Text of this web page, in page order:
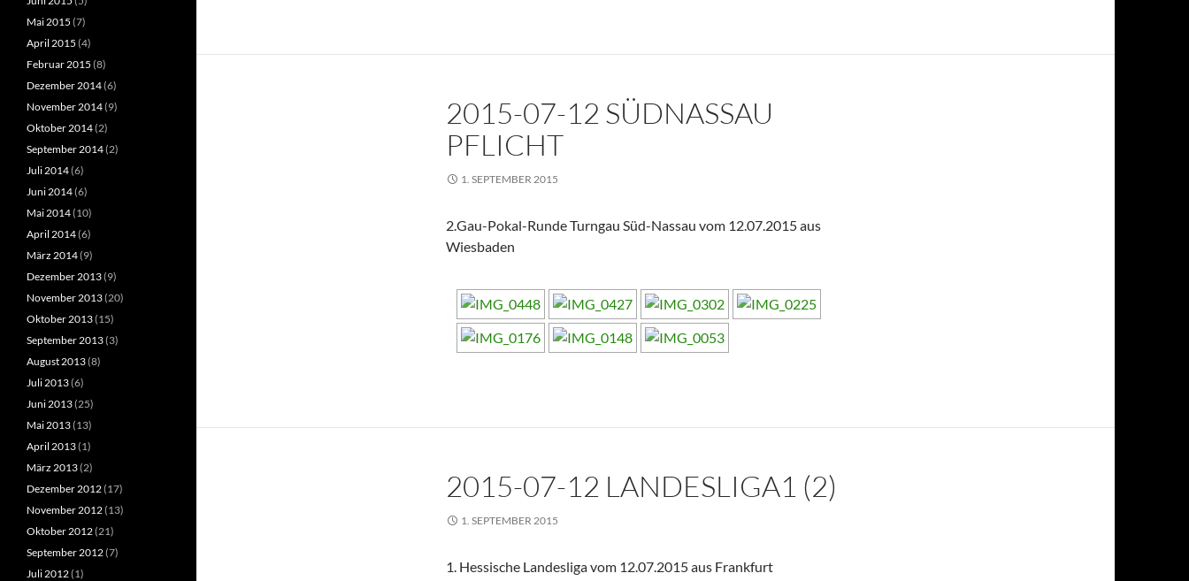
2015-07-12 SÜDNASSAU
PFLICHT
1. SEPTEMBER 2015
2.Gau-Pokal-Runde Turngau Süd-Nassau vom 12.07.2015 aus
Wiesbaden
2015-07-12 LANDESLIGA1 (2)
1. SEPTEMBER 2015
1. Hessische Landesliga vom 12.07.2015 aus Frankfurt
Mai 2015 (7)
April 2015 (4)
Februar 2015 (8)
Dezember 2014(6)
November 2014(9)
Oktober 2014(2)
September 2014(2)
Juli 2014(6)
Juni 2014(6)
Mai 2014(10)
April 2014(6)
März 2014(9)
Dezember 2013(9)
November 2013(20)
Oktober 2013(15)
September 2013(3)
August 2013(8)
Juli 2013(6)
Juni 2013(25)
Mai 2013(13)
April 2013(1)
März 2013(2)
Dezember 2012(17)
November 2012(13)
Oktober 2012(21)
September 2012(7)
Juli 2012(1)